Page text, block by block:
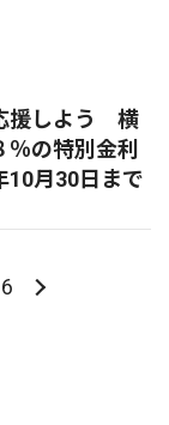
援しよう 横
の特別金利
月30日まで
6